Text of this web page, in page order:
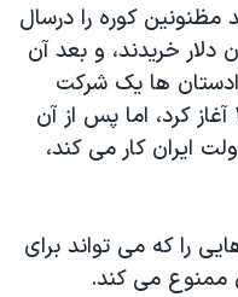
مظنونین کوره را درسال
دلار خریدند، و بعد آن
ها یک شرکت
آلمانی نصب کوره را در سال ۲۰۰۸ آغاز کرد، اما پس از آن
ایران کار می کند،
را که می تواند برای
ممنوع می کند.